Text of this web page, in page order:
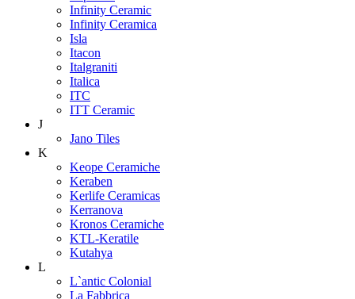
Infinity Ceramic
Infinity Ceramica
Isla
Itacon
Italgraniti
Italica
ITC
ITT Ceramic
J
Jano Tiles
K
Keope Ceramiche
Keraben
Kerlife Ceramicas
Kerranova
Kronos Ceramiche
KTL-Keratile
Kutahya
L
L`antic Colonial
La Fabbrica